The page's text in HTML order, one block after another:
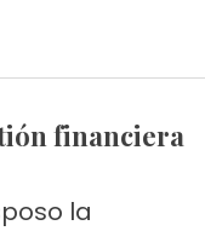
financiera
la